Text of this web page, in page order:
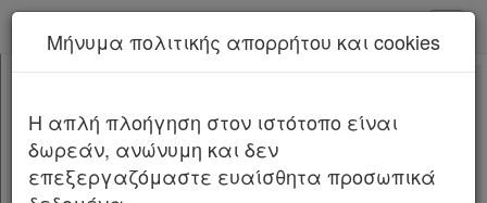
Κεφαλίδα
Σώμα [-]
Άρθρο πρώτο
Νέα υπηρεσία Kodiko Assistant.Περισσότερα
Νόμος 5310/2026
NOMOΣ ΥΠ’ ΑΡΙΘΜ.5310 ΦΕΚ Α 97/18.06.2026
Μήνυμα πολιτικής απορρήτου και cookies
H απλή πλοήγηση στον ιστότοπο είναι
δωρεάν, ανώνυμη και δεν
επεξεργαζόμαστε ευαίσθητα προσωπικά